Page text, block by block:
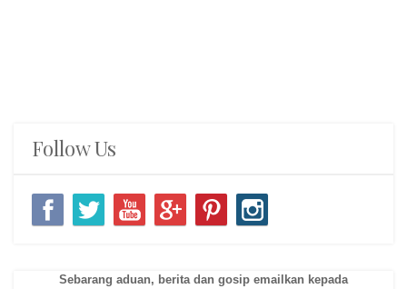
Follow Us
Sebarang aduan, berita dan gosip emailkan kepada